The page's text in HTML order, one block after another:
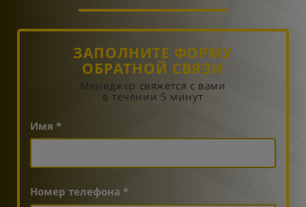
ЗАПОЛНИТЕ ФОРМУ
ОБРАТНОЙ СВЯЗИ
Менеджер свяжется с вами
в течении 5 минут
Имя *
Номер телефона *